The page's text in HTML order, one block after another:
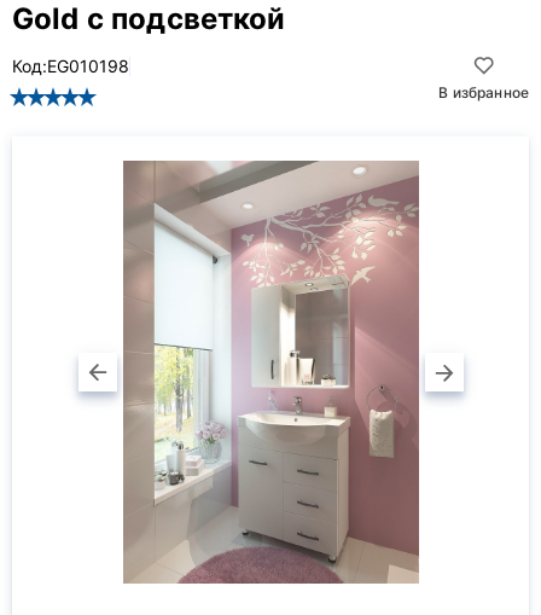
Gold с подсветкой
В избранное
Код:EG010198